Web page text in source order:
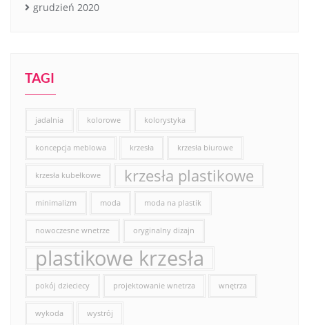
grudzień 2020
TAGI
jadalnia kolorowe kolorystyka
koncepcja meblowa krzesła krzesła biurowe
krzesła kubełkowe krzesła plastikowe
minimalizm moda moda na plastik
nowoczesne wnetrze oryginalny dizajn
plastikowe krzesła
pokój dzieciecy projektowanie wnetrza wnętrza
wykoda wystrój